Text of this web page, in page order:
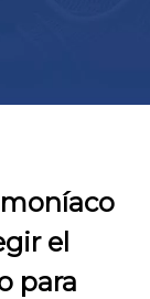
el
para